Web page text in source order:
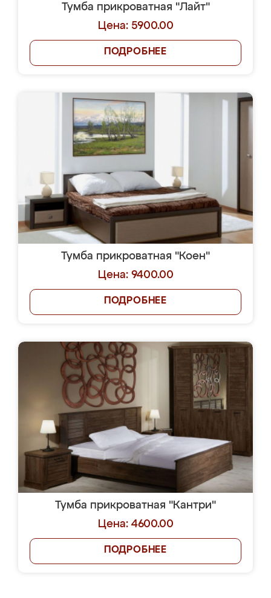
Тумба прикроватная "Лайт"
Цена: 5900.00
ПОДРОБНЕЕ
Тумба прикроватная "Коен"
Цена: 9400.00
ПОДРОБНЕЕ
Тумба прикроватная "Кантри"
Цена: 4600.00
ПОДРОБНЕЕ